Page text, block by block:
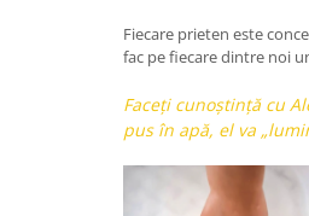
Fiecare prieten este
fac pe fiecare dintre noi
Faceți cunoștință cu
pus în apă, el va